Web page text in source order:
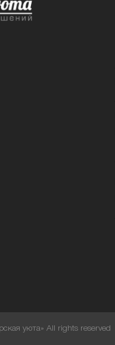
уюта» All rights reserved